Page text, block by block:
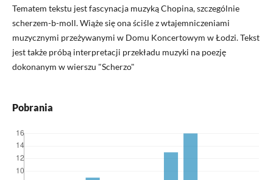
Tematem tekstu jest fascynacja muzyką Chopina, szczególnie
scherzem-b-moll. Wiąże się ona ściśle z wtajemniczeniami
muzycznymi przeżywanymi w Domu Koncertowym w Łodzi. Tekst
jest także próbą interpretacji przekładu muzyki na poezję
dokonanym w wierszu "Scherzo"
Pobrania